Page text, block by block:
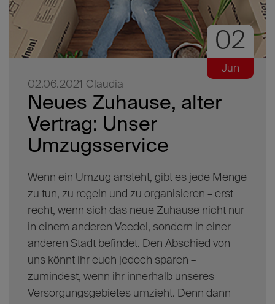
02
Jun
02.06.2021 Claudia
Neues Zuhause, alter
Vertrag: Unser
Umzugsservice
Wenn ein Umzug ansteht, gibt es jede Menge
zu tun, zu regeln und zu organisieren – erst
recht, wenn sich das neue Zuhause nicht nur
in einem anderen Veedel, sondern in einer
anderen Stadt befindet. Den Abschied von
uns könnt ihr euch jedoch sparen –
zumindest, wenn ihr innerhalb unseres
Versorgungsgebietes umzieht. Denn dann